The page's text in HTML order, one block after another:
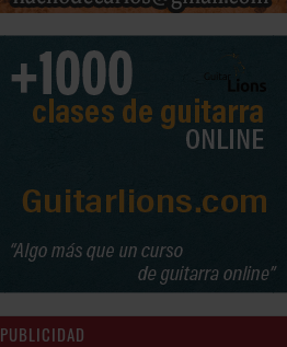
PUBLICIDAD